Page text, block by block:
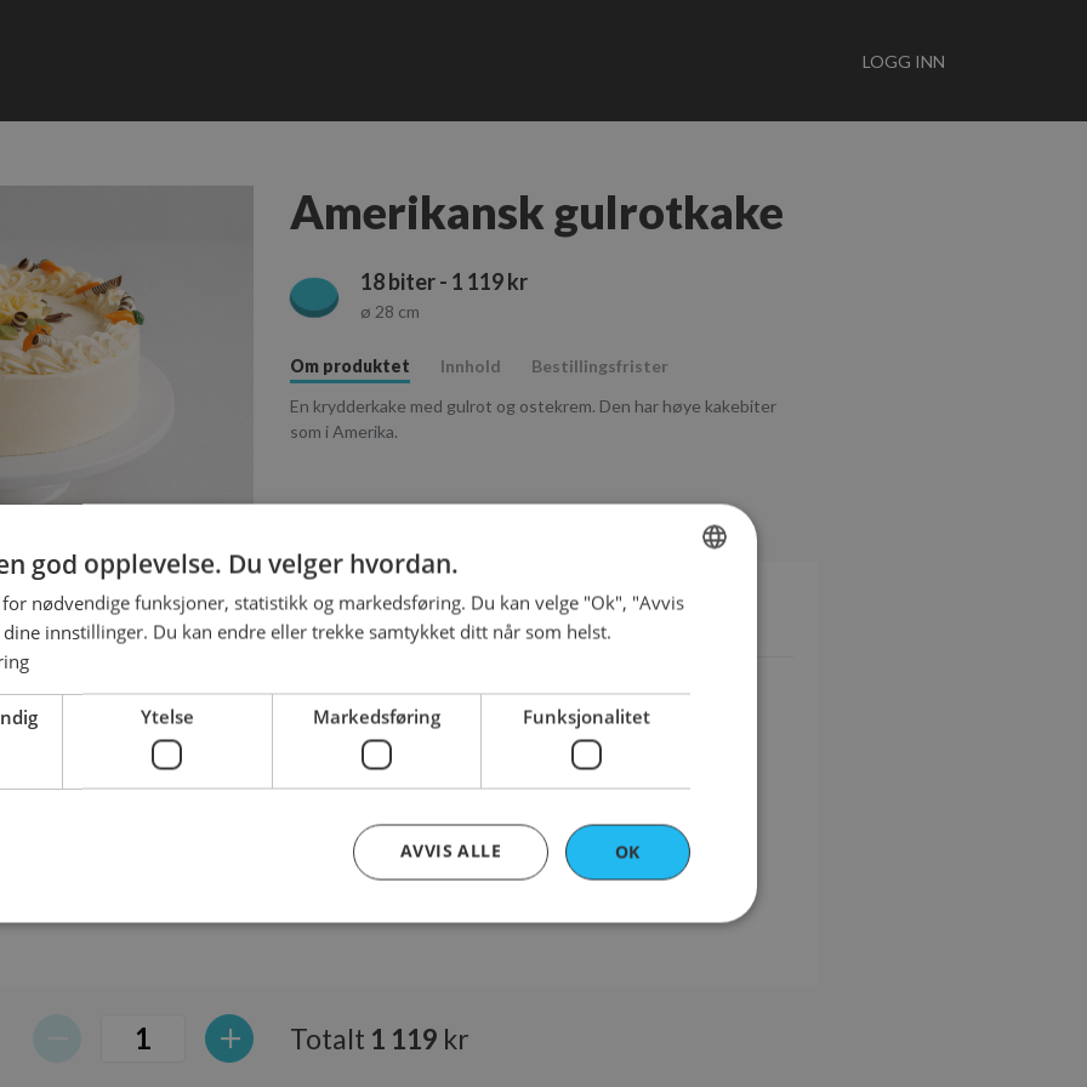
LOGG INN
Amerikansk gulrotkake
18 biter - 1 119 kr
ø 28 cm
Om produktet Innhold
Bestillingsfrister
En krydderkake med gulrot og ostekrem. Den har høye kakebiter
som i Amerika.
her
anbefaler vi å korte ned teksten for best resultat.
da konditoren ikke inkluderer disse i teksten.
Totalt 1 119 kr
NORWEGIAN
god opplevelse. Du velger hvordan.
nødvendige funksjoner, statistikk og markedsføring. Du kan velge "Ok", "Avvis
innstillinger. Du kan endre eller trekke samtykket ditt når som helst.
Ytelse Markedsføring Funksjonalitet
OK
AVVIS ALLE
tillater kjernefunksjoner på nettstedet, som brukerinnlogging og kontoadministrasjon.
riktig uten strengt nødvendige informasjonskapsler.